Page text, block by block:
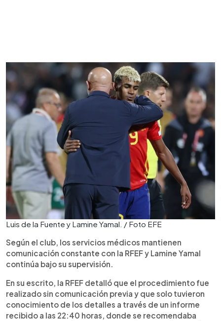
Luis de la Fuente y Lamine Yamal. / Foto EFE
Según el club, los servicios médicos mantienen
comunicación constante con la RFEF y Lamine Yamal
continúa bajo su supervisión.
En su escrito, la RFEF detalló que el procedimiento fue
realizado sin comunicación previa y que solo tuvieron
conocimiento de los detalles a través de un informe
recibido a las 22:40 horas, donde se recomendaba